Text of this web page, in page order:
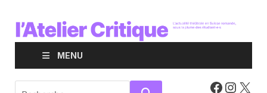
MENU